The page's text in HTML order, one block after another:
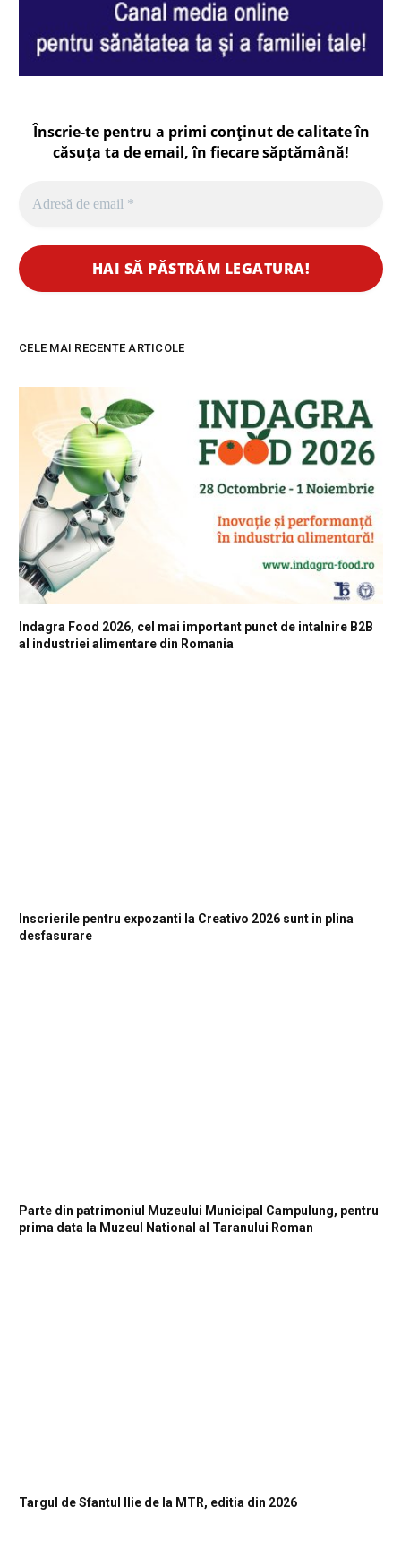
Înscrie-te pentru a primi conținut de calitate în
căsuța ta de email, în fiecaresăptămână!
CELE MAI RECENTE ARTICOLE
Indagra Food 2026, cel mai important punct de intalnire B2B
al industriei alimentare din Romania
Inscrierile pentru expozanti la Creativo 2026 sunt in plina
desfasurare
Parte din patrimoniul Muzeului Municipal Campulung, pentru
prima data la Muzeul National al Taranului Roman
Targul de Sfantul Ilie de la MTR, editia din 2026